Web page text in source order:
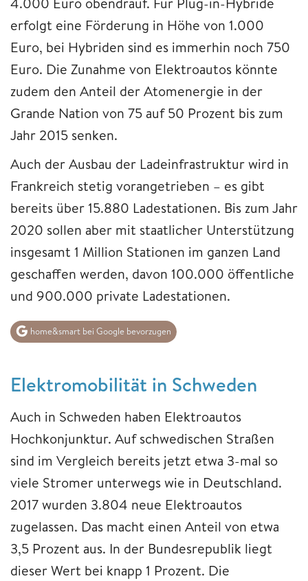
erfolgt eine Förderung in Höhe von 1.000
Euro, bei Hybriden sind es immerhin noch 750
Euro. Die Zunahme von Elektroautos könnte
zudem den Anteil der Atomenergie in der
Grande Nation von 75 auf 50 Prozent bis zum
Jahr 2015 senken.
Auch der Ausbau der Ladeinfrastruktur wird in
Frankreich stetig vorangetrieben – es gibt
bereits über 15.880 Ladestationen. Bis zum Jahr
2020 sollen aber mit staatlicher Unterstützung
insgesamt 1 Million Stationen im ganzen Land
geschaffen werden, davon 100.000 öffentliche
und 900.000 private Ladestationen.
home&smart bei Google bevorzugen
Elektromobilität in Schweden
Auch in Schweden haben Elektroautos
Hochkonjunktur. Auf schwedischen Straßen
sind im Vergleich bereits jetzt etwa 3-mal so
viele Stromer unterwegs wie in Deutschland.
2017 wurden 3.804 neue Elektroautos
zugelassen. Das macht einen Anteil von etwa
3,5 Prozent aus. In der Bundesrepublik liegt
dieser Wert bei knapp 1 Prozent. Die